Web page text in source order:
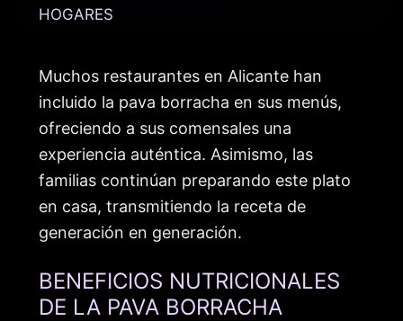
HOGARES
Muchos restaurantes en Alicante han
incluido la pava borracha en sus menús,
ofreciendo a sus comensales una
experiencia auténtica. Asimismo, las
familias continúan preparando este plato
en casa, transmitiendo la receta de
generación en generación.
BENEFICIOS NUTRICIONALES
DE LA PAVA BORRACHA